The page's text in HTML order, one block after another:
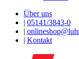
Über uns
| 05141/3843-0
|
| Kontakt